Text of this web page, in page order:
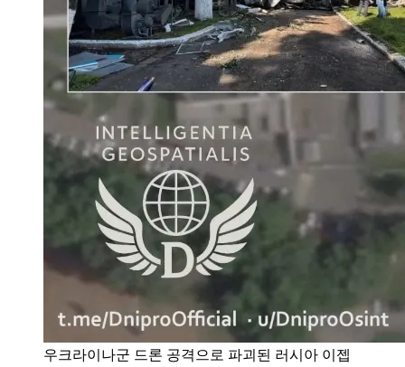
우크라이나군 드론 공격으로 파괴된 러시아 이젭